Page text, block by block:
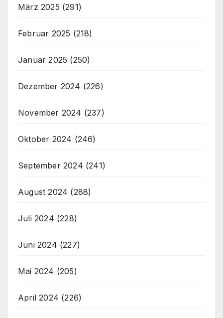
März 2025 (291)
Februar 2025 (218)
Januar 2025 (250)
Dezember 2024 (226)
November 2024 (237)
Oktober 2024 (246)
September 2024 (241)
August 2024 (288)
Juli 2024 (228)
Juni 2024 (227)
Mai 2024 (205)
April 2024 (226)